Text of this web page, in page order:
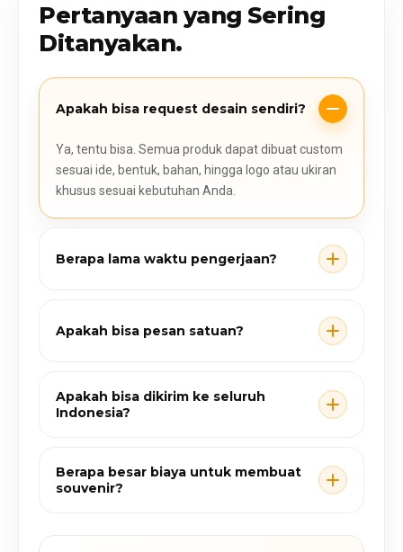
Pertanyaan yang Sering
Ditanyakan.
Apakah bisa request desain sendiri?
Ya, tentu bisa. Semua produk dapat dibuat custom
sesuai ide, bentuk, bahan, hingga logo atau ukiran
khusus sesuai kebutuhan Anda.
Berapa lama waktu pengerjaan?
Apakah bisa pesan satuan?
Apakah bisa dikirim ke seluruh
Indonesia?
Berapa besar biaya untuk membuat
souvenir?